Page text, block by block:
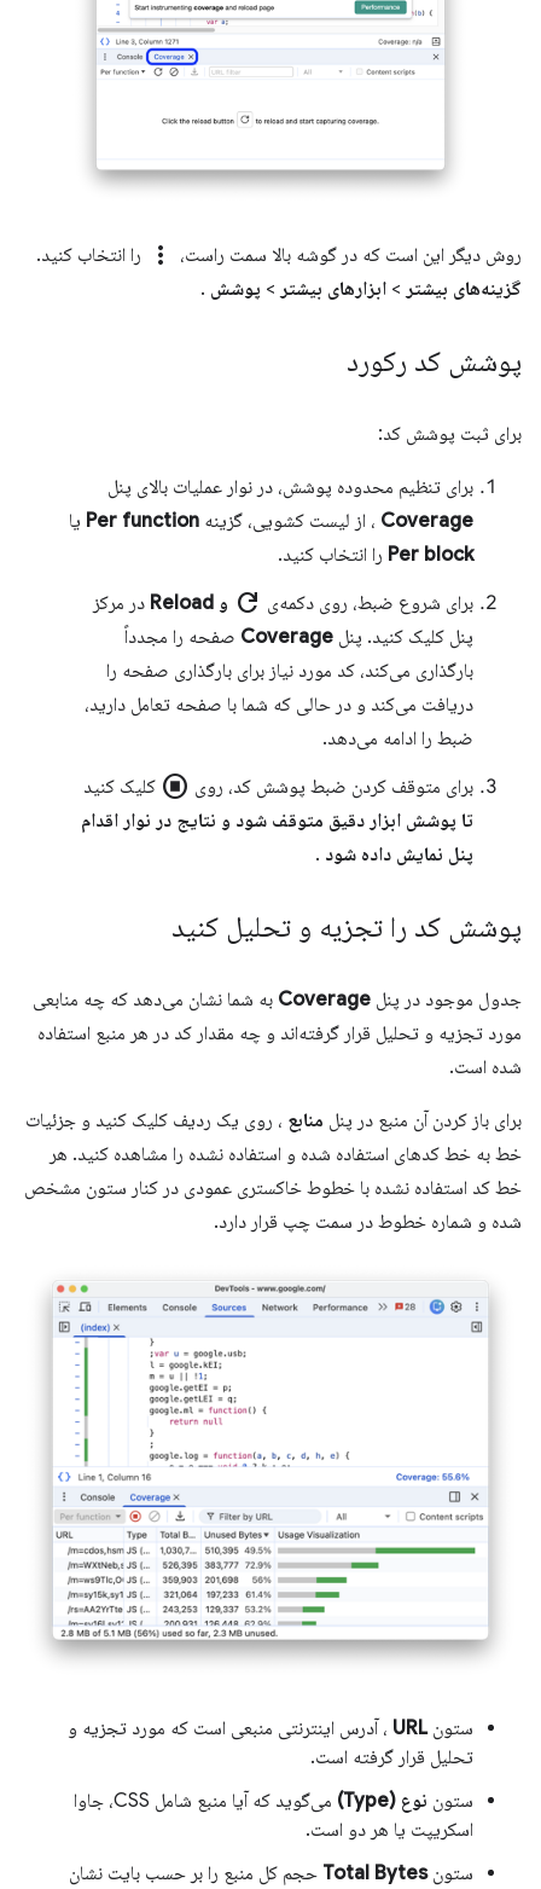
روش دیگر این است که در گوشه بالا سمت راست، more_vert
را انتخاب کنید.
گزینه‌های بیشتر > ابزارهای بیشتر > پوشش .
پوشش کد رکورد
برای ثبت پوشش کد:
برای تنظیم محدوده پوشش، در نوار عملیات بالای پنل
Coverage ، از لیست کشویی، گزینه Per function یا
Per block را انتخاب کنید.
برای شروع ضبط، روی دکمه‌ی refresh و Reload
در مرکز
پنل کلیک کنید. پنل Coverage صفحه را مجدداً
بارگذاری می‌کند، کد مورد نیاز برای بارگذاری صفحه را
دریافت می‌کند و در حالی که شما با صفحه تعامل دارید،
ضبط را ادامه می‌دهد.
برای متوقف کردن ضبط پوشش کد، روی stop_circle کلیک کنید
تا پوشش ابزار دقیق متوقف شود و نتایج در نوار اقدام
پنل نمایش داده شود .
پوشش کد را تجزیه و تحلیل کنید
جدول موجود در پنل Coverage به شما نشان می‌دهد که چه منابعی
مورد تجزیه و تحلیل قرار گرفته‌اند و چه مقدار کد در هر منبع استفاده
شده است.
برای باز کردن آن منبع در پنل منابع ، روی یک ردیف کلیک کنید و جزئیات
خط به خط کدهای استفاده شده و استفاده نشده را مشاهده کنید. هر
خط کد استفاده نشده با خطوط خاکستری عمودی در کنار ستون مشخص
شده و شماره خطوط در سمت چپ قرار دارد.
ستونURL ، آدرس اینترنتی منبعی است که مورد تجزیه و
تحلیل قرار گرفته است.
ستون نوع (Type)
می‌گوید که آیا منبع شامل CSS، جاوا
اسکریپت یا هر دو است.
ستونTotal Bytes حجم کل منبع را بر حسب بایت نشان